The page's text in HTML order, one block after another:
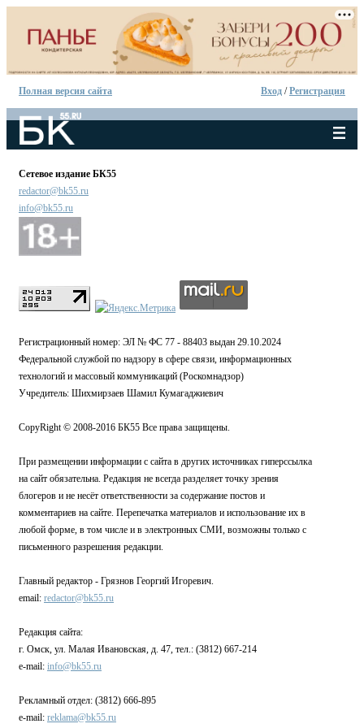
Полная версия сайта Вход /Регистрация
Сетевое издание БК55
redactor@bk55.ru
info@bk55.ru
Регистрационный номер: ЭЛ № ФС 77 - 88403 выдан 29.10.2024
Федеральной службой по надзору в сфере связи, информационных
технологий и массовый коммуникаций (Роскомнадзор)
Учредитель: Шихмирзаев Шамил Кумагаджиевич
CopyRight © 2008-2016 БК55 Все права защищены.
При размещении информации с сайта в других источниках гиперссылка
на сайт обязательна. Редакция не всегда разделяет точку зрения
блогеров и не несёт ответственности за содержание постов и
комментариев на сайте. Перепечатка материалов и использование их в
любой форме, в том числе и в электронных СМИ, возможны только с
письменного разрешения редакции.
Главный редактор - Грязнов Георгий Игоревич.
email: redactor@bk55.ru
Редакция сайта:
г. Омск, ул. Малая Ивановская, д. 47, тел.: (3812) 667-214
e-mail: info@bk55.ru
Рекламный отдел: (3812) 666-895
e-mail: reklama@bk55.ru